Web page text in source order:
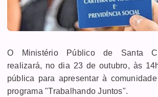
O Ministério Público de Santa
realizará, no dia 23 de outubro, às
pública para apresentar à
programa "Trabalhando Juntos".